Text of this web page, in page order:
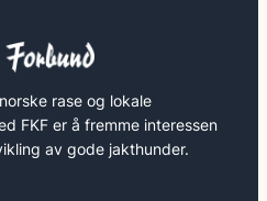
rase og lokale
FKF er å fremme interessen
av gode jakthunder.